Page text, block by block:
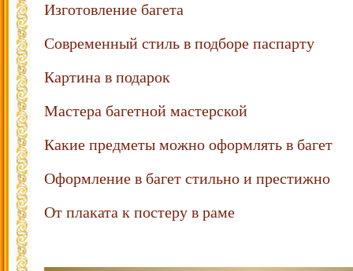
Изготовление багета
Современный стиль в подборе паспарту
Картина в подарок
Мастера багетной мастерской
Какие предметы можно оформлять в багет
Оформление в багет стильно и престижно
От плаката к постеру в раме